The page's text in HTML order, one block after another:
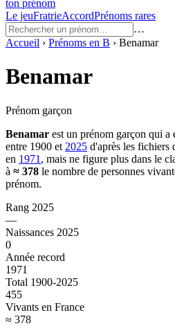
ton prénom
Le jeuFratrieAccordPrénoms rares
…
Accueil › Prénoms en B › Benamar
Benamar
Prénom garçon
Benamar est un prénom garçon qui a
entre 1900 et 2025 d'après les fichiers
en 1971 , mais ne figure plus dans le
à ≈ 378 le nombre de personnes
prénom.
Rang 2025
—
Naissances 2025
0
Année record
1971
Total 1900-2025
455
Vivants en France
≈ 378